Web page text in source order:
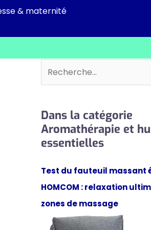
& maternité
Rechercher
Dans la catégorie
Aromathérapie et
essentielles
Test du fauteuil massant
HOMCOM : relaxation
zones de massage